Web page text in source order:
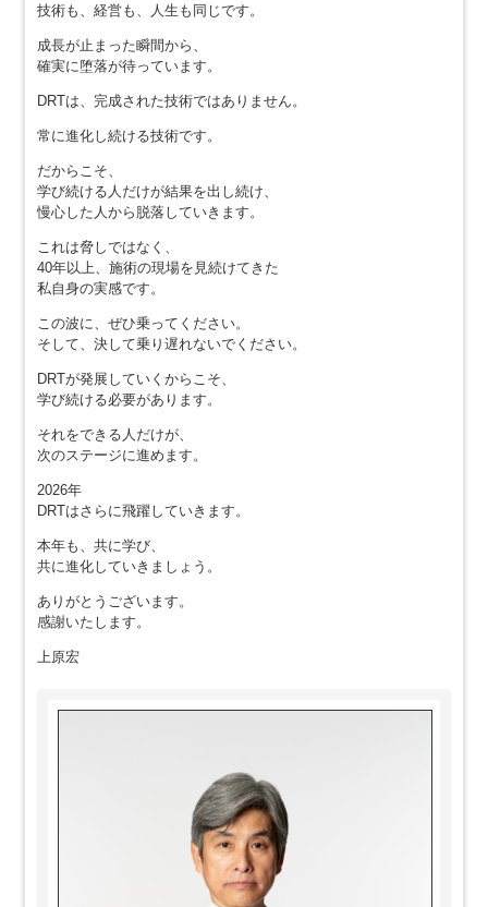
技術も、経営も、人生も同じです。
成長が止まった瞬間から、
確実に堕落が待っています。
DRTは、完成された技術ではありません。
常に進化し続ける技術です。
だからこそ、
学び続ける人だけが結果を出し続け、
慢心した人から脱落していきます。
これは脅しではなく、
40年以上、施術の現場を見続けてきた
私自身の実感です。
この波に、ぜひ乗ってください。
そして、決して乗り遅れないでください。
DRTが発展していくからこそ、
学び続ける必要があります。
それをできる人だけが、
次のステージに進めます。
2026年
DRTはさらに飛躍していきます。
本年も、共に学び、
共に進化していきましょう。
ありがとうございます。
感謝いたします。
上原宏